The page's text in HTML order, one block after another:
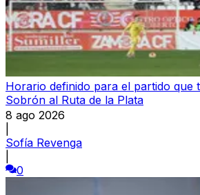
Horario definido para el partido que
Sobrón al Ruta de la Plata
8 ago 2026
Sofía Revenga
0